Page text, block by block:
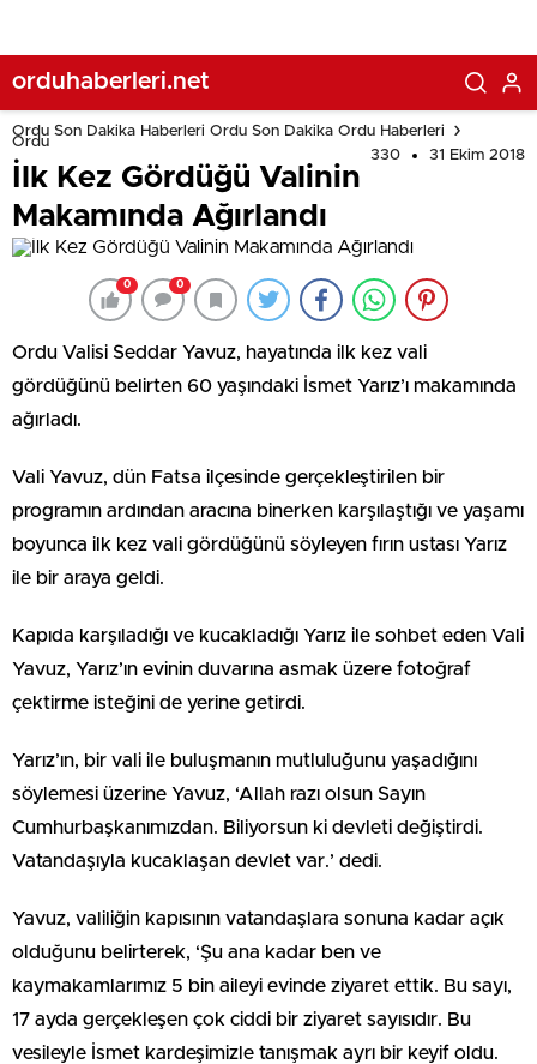
orduhaberleri.net
Ordu Son Dakika Haberleri Ordu Son Dakika Ordu Haberleri
Ordu
330
31 Ekim 2018
İlk Kez Gördüğü Valinin
Makamında Ağırlandı
0 0
Ordu Valisi Seddar Yavuz, hayatında ilk kez vali
gördüğünü belirten 60 yaşındaki İsmet Yarız’ı makamında
ağırladı.
Vali Yavuz, dün Fatsa ilçesinde gerçekleştirilen bir
programın ardından aracına binerken karşılaştığı ve yaşamı
boyunca ilk kez vali gördüğünü söyleyen fırın ustası Yarız
ile bir araya geldi.
Kapıda karşıladığı ve kucakladığı Yarız ile sohbet eden Vali
Yavuz, Yarız’ın evinin duvarına asmak üzere fotoğraf
çektirme isteğini de yerine getirdi.
Yarız’ın, bir vali ile buluşmanın mutluluğunu yaşadığını
söylemesi üzerine Yavuz, ‘Allah razı olsun Sayın
Cumhurbaşkanımızdan. Biliyorsun ki devleti değiştirdi.
Vatandaşıyla kucaklaşan devlet var.’ dedi.
Yavuz, valiliğin kapısının vatandaşlara sonuna kadar açık
olduğunu belirterek, ‘Şu ana kadar ben ve
kaymakamlarımız 5 bin aileyi evinde ziyaret ettik. Bu sayı,
17 ayda gerçekleşen çok ciddi bir ziyaret sayısıdır. Bu
vesileyle İsmet kardeşimizle tanışmak ayrı bir keyif oldu.